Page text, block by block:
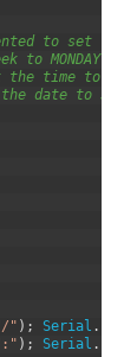
to set the
to MONDAY
time to
date to
" ) ; Serial .
) ; Serial .